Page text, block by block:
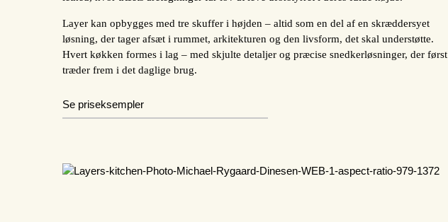
Layer kan opbygges med tre skuffer i højden – altid som en del af en skræddersyet
løsning, der tager afsæt i rummet, arkitekturen og den livsform, det skal understøtte.
Hvert køkken formes i lag – med skjulte detaljer og præcise snedkerløsninger, der først
træder frem i det daglige brug.
Se priseksempler